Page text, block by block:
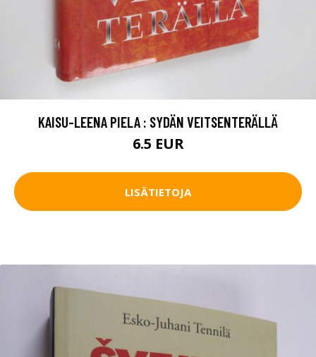
KAISU-LEENA PIELA : SYDÄN VEITSENTERÄLLÄ
6.5 EUR
LISÄTIETOJA